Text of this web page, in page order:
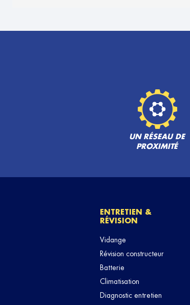
RTE DE PONT L ABBE
Fermé actuellement
UN RÉSEAU DE
PROXIMITÉ
ENTRETIEN &
RÉVISION
Vidange
Révision constructeur
Batterie
Climatisation
Diagnostic entretien